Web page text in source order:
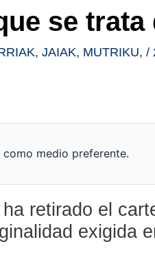
se trata
, JAIAK, MUTRIKU, /
como medio preferente.
retirado el
exigida